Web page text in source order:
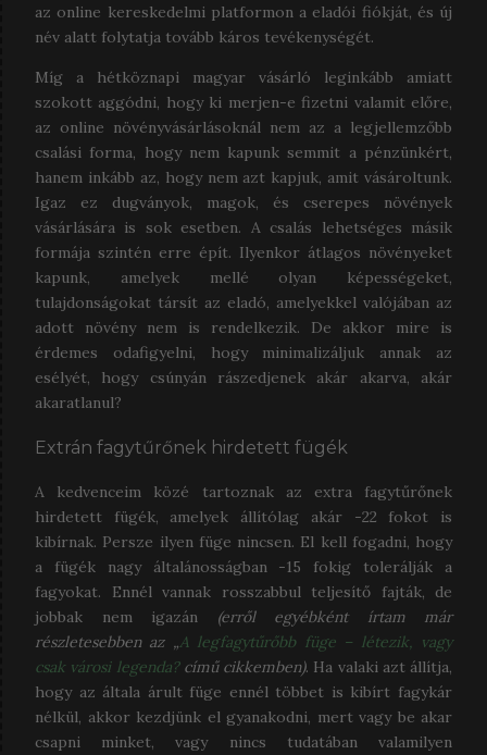
az online kereskedelmi platformon a eladói fiókját, és új
név alatt folytatja tovább káros tevékenységét.
Míg a hétköznapi magyar vásárló leginkább amiatt
szokott aggódni, hogy ki merjen-e fizetni valamit előre,
az online növényvásárlásoknál nem az a legjellemzőbb
csalási forma, hogy nem kapunk semmit a pénzünkért,
hanem inkább az, hogy nem azt kapjuk, amit vásároltunk.
Igaz ez dugványok, magok, és cserepes növények
vásárlására is sok esetben. A csalás lehetséges másik
formája szintén erre épít. Ilyenkor átlagos növényeket
kapunk, amelyek mellé olyan képességeket,
tulajdonságokat társít az eladó, amelyekkel valójában az
adott növény nem is rendelkezik. De akkor mire is
érdemes odafigyelni, hogy minimalizáljuk annak az
esélyét, hogy csúnyán rászedjenek akár akarva, akár
akaratlanul?
Extrán fagytűrőnek hirdetett fügék
A kedvenceim közé tartoznak az extra fagytűrőnek
hirdetett fügék, amelyek állítólag akár -22 fokot is
kibírnak. Persze ilyen füge nincsen. El kell fogadni, hogy
a fügék nagy általánosságban -15 fokig tolerálják a
fagyokat. Ennél vannak rosszabbul teljesítő fajták, de
jobbak nem igazán (erről egyébként írtam már
részletesebben az „A legfagytűrőbb füge – létezik, vagy
csak városi legenda? című cikkemben). Ha valaki azt állítja,
hogy az általa árult füge ennél többet is kibírt fagykár
nélkül, akkor kezdjünk el gyanakodni, mert vagy be akar
csapni minket, vagy nincs tudatában valamilyen